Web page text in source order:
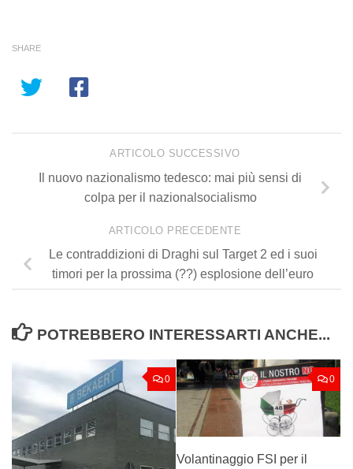
SHARE
ARTICOLO SUCCESSIVO
Il nuovo nazionalismo tedesco: mai più sensi di
colpa per il nazionalsocialismo
ARTICOLO PRECEDENTE
Le contraddizioni di Draghi sul Target 2 ed i suoi
timori per la prossima (??) esplosione dell’euro
POTREBBERO INTERESSARTI ANCHE...
0 0
Volantinaggio FSI per il